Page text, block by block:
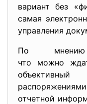
вариант без
самая
управления
По мнению
что можно
отчетной